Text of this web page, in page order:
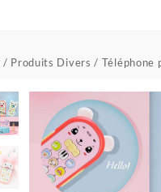
/ Produits Divers / Téléphone